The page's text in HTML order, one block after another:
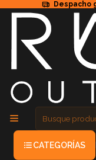
Despacho
CATEGORÍAS